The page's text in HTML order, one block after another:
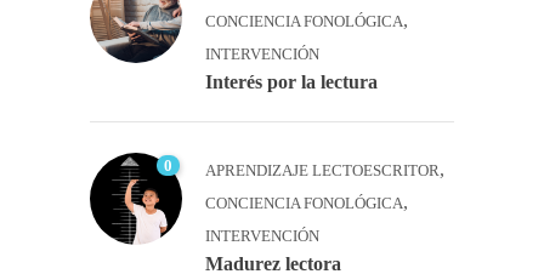
CONCIENCIA FONOLÓGICA,
INTERVENCIÓN
Interés por la lectura
0 APRENDIZAJE LECTOESCRITOR,
CONCIENCIA FONOLÓGICA,
INTERVENCIÓN
Madurez lectora